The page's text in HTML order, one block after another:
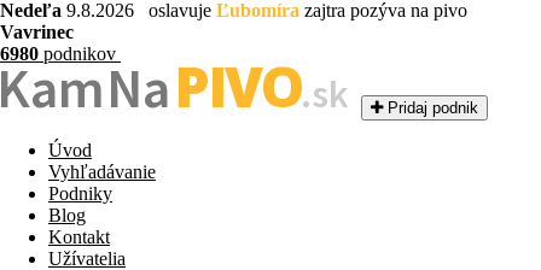
Nedeľa 9.8.2026 oslavuje Ľubomíra zajtra pozýva na pivo
Vavrinec
6980 podnikovNaPIVO.sk Pridaj podnik
Úvod
Vyhľadávanie
Podniky
Blog
Kontakt
Užívatelia